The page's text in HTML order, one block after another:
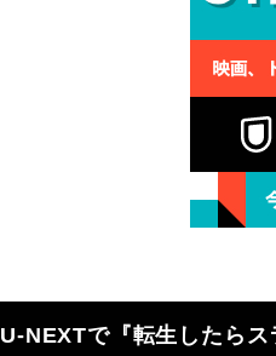
U-NEXTで『転生したらス